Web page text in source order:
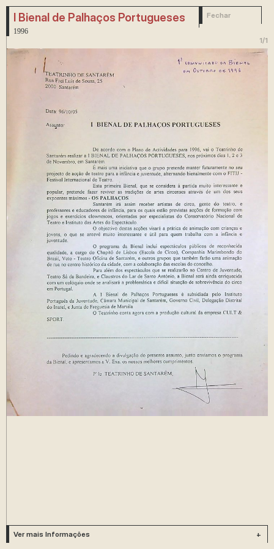
I Bienal de Palhaços Portugueses
1996
Fechar
1/1
Ver mais Informações